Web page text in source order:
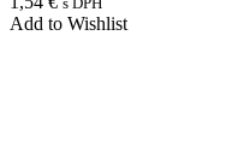
Add to Wishlist